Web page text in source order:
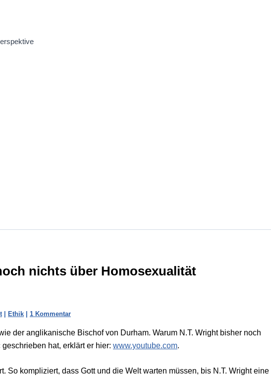
nichts über Homosexualität
| Ethik | 1 Kommentar
der anglikanische Bischof von Durham. Warum N.T. Wright bisher noch
hat, erklärt er hier: www.youtube.com.
So kompliziert, dass Gott und die Welt warten müssen, bis N.T. Wright eine